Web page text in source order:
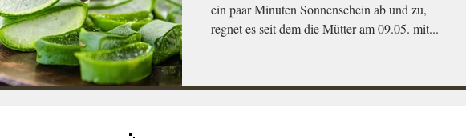
ein paar Minuten Sonnenschein ab und zu,
regnet es seit dem die Mütter am 09.05. mit...